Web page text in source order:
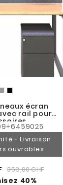
écran
rail pour
- Livraison
ouvrables
358,00 CHF
40%